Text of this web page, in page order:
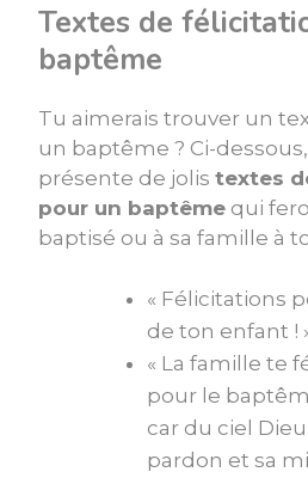
Textes de
baptême
Tu aimerais trouver un
un baptême ? Ci-
présente de jolis textes
pour un baptême qui
baptisé ou à sa famille à
« Félicitations
de ton enfant !
« La famille te
pour le
car du ciel
pardon et sa